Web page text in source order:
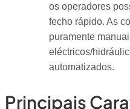
os operadores
fecho rápido. As
puramente
eléctricos/
automatizados.
Principais